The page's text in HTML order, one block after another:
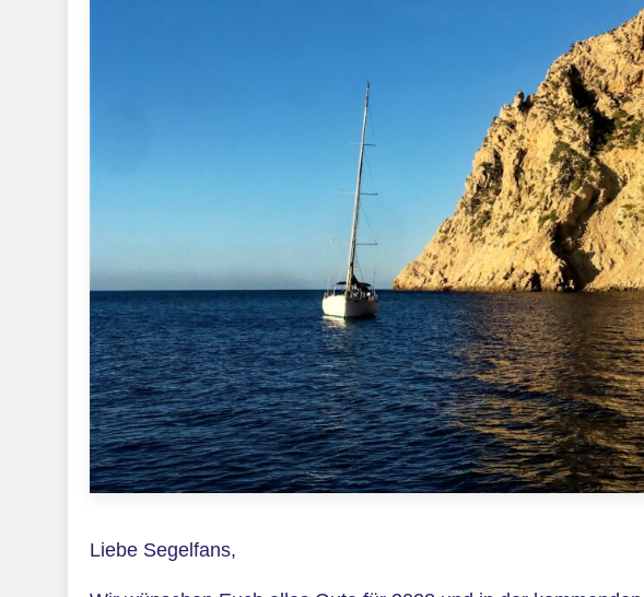
Liebe Segelfans,